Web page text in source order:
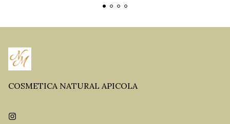
COSMETICA NATURAL APICOLA